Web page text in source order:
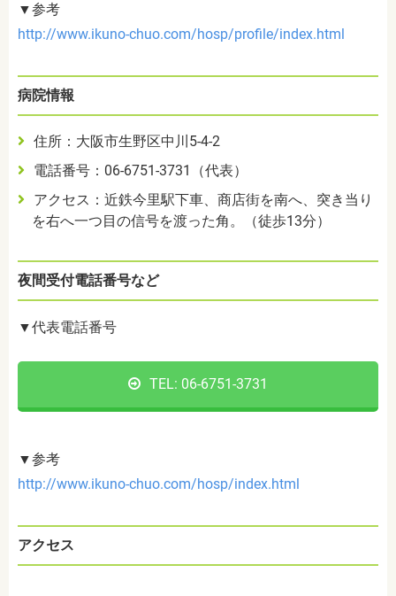
▼参考
http://www.ikuno-chuo.com/hosp/profile/index.html
病院情報
住所：大阪市生野区中川5-4-2
電話番号：06-6751-3731（代表）
アクセス：近鉄今里駅下車、商店街を南へ、突き当り
を右へ一つ目の信号を渡った角。（徒歩13分）
夜間受付電話番号など
▼代表電話番号
TEL: 06-6751-3731
▼参考
http://www.ikuno-chuo.com/hosp/index.html
アクセス